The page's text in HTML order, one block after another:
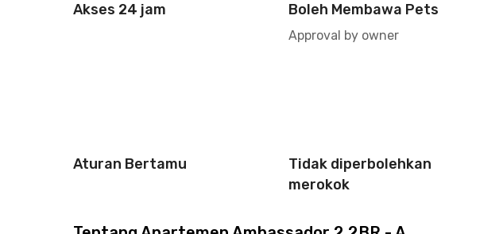
Akses 24 jam Boleh Membawa Pets
Approval by owner
Aturan Bertamu
Tidak diperbolehkan
merokok